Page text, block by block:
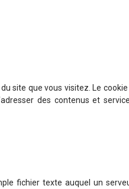
site que vous visitez. Le cookie
des contenus et
fichier texte auquel un